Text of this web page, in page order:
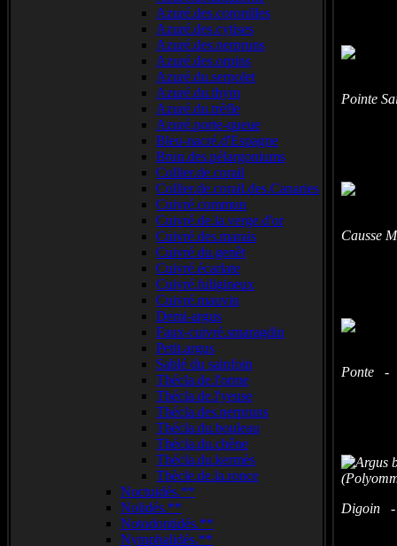
Azuré.des.coronilles
Azuré.des.cytises
Azuré.des.nerpruns
Azuré.des.orpins
Azuré.du.serpolet
Azuré.du.thym
Azuré.du.trèfle
Azuré.porte-queue
Bleu-nacré.d'Espagne
Brun.des.pélargoniums
Collier.de.corail
Collier.de.corail.des.Canaries
Cuivré.commun
Cuivré.de.la.verge.d'or
Cuivré.des.marais
Cuivré.du.genêt
Cuivré.écarlate
Cuivré.fuligineux
Cuivré.mauvin
Demi-argus
Faux-cuivré.smaragdin
Petit.argus
Sablé du sainfoin
Thécla.de.l'orme
Thécla.de.l'yeuse
Thécla.des.nerpruns
Thécla.du.bouleau
Thécla.du.chêne
Thécla.du.kermès
Thècle.de.la.ronce
Noctuidés.**
Nolidés.**
Notodontidés.**
Nymphalidés.**
Pointe
Causse
Ponte -
Digoin -